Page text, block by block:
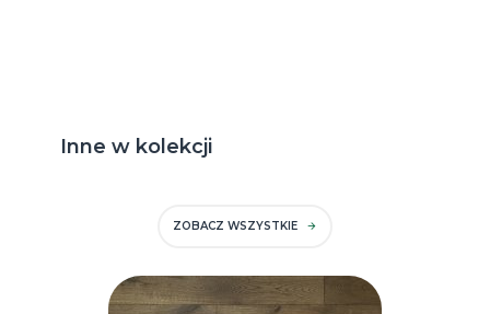
Inne w kolekcji
ZOBACZ WSZYSTKIE